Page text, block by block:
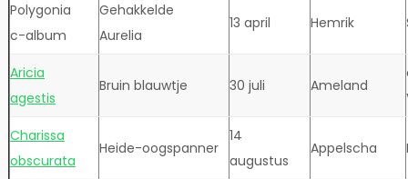
Polygonia
c-album
Gehakkelde
Aurelia
13 april Hemrik
Aricia
agestis
Bruin blauwtje 30 juli Ameland
Charissa
obscurata
Heide-oogspanner
14
augustus
Appelscha